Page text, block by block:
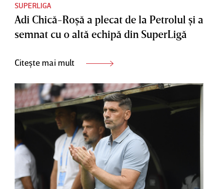
SUPERLIGA
Adi Chică-Roşă a plecat de la Petrolul şi a
semnat cu o altă echipă din SuperLigă
Citește mai mult